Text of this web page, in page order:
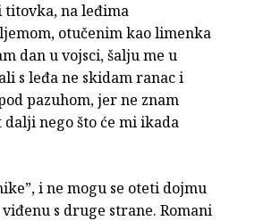
titovka, na leđima
otučenim kao limenka
dan u vojsci, šalju me u
s leđa ne skidam ranac i
pazuhom, jer ne znam
nego što će mi ikada
i ne mogu se oteti dojmu
s druge strane. Romani